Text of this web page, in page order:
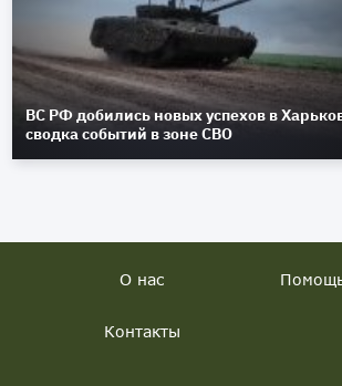
ВС РФ добились новых успехов в
сводка событий в зоне СВО
О нас Помощь
Контакты